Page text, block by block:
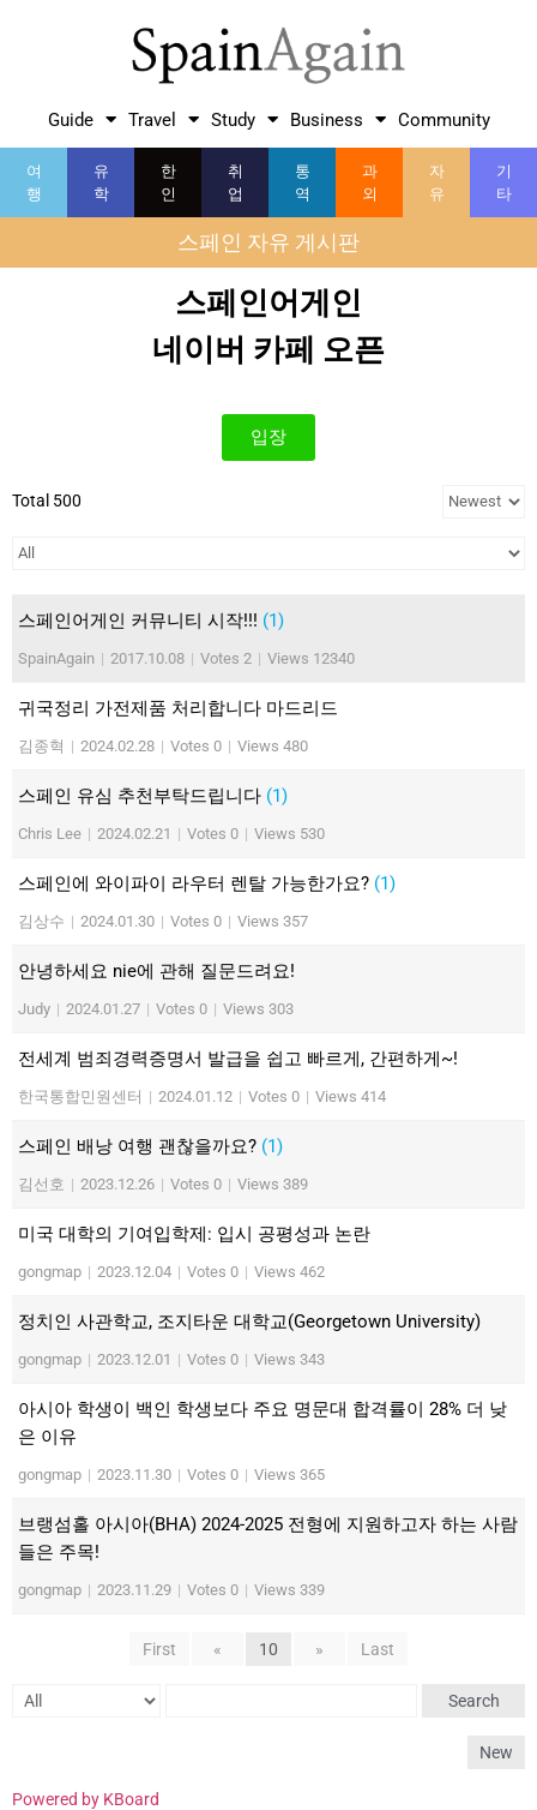
Guide Travel Study Business Community
여
행
유
학
한
인
취
업
통
역
과
외
자
유
기
타
스페인 자유 게시판
스페인어게인
네이버 카페 오픈
입장
Total 500
스페인어게인 커뮤니티 시작!!! (1)
SpainAgain | 2017.10.08 | Votes 2 | Views 12340
귀국정리 가전제품 처리합니다 마드리드
김종혁 | 2024.02.28 | Votes 0 | Views 480
스페인 유심 추천부탁드립니다 (1)
Chris Lee | 2024.02.21 | Votes 0 | Views 530
스페인에 와이파이 라우터 렌탈 가능한가요? (1)
김상수 | 2024.01.30 | Votes 0 | Views 357
안녕하세요 nie에 관해 질문드려요!
Judy | 2024.01.27 | Votes 0 | Views 303
전세계 범죄경력증명서 발급을 쉽고 빠르게, 간편하게~!
한국통합민원센터 | 2024.01.12 | Votes 0 | Views 414
스페인 배낭 여행 괜찮을까요? (1)
김선호 | 2023.12.26 | Votes 0 | Views 389
미국 대학의 기여입학제: 입시 공평성과 논란
gongmap | 2023.12.04 | Votes 0 | Views 462
정치인 사관학교, 조지타운 대학교(Georgetown University)
gongmap | 2023.12.01 | Votes 0 | Views 343
아시아 학생이 백인 학생보다 주요 명문대 합격률이 28% 더 낮
은 이유
gongmap | 2023.11.30 | Votes 0 | Views 365
브랭섬홀 아시아(BHA) 2024-2025 전형에 지원하고자 하는 사람
들은 주목!
gongmap | 2023.11.29 | Votes 0 | Views 339
First « 10 » Last
Search
New
Powered by KBoard